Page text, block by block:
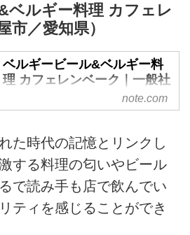
文読むことができます。記事を購
入する（500円）か、この記事か
いただくと、noteの決済に関わる
手数料・銀行振込手数料を除いた
金額がこの記事で紹介しているビ
アバーに支援されます。 文・イ
1日、私は仙台の野球場にいた。
新しく出来たプロ野球チーム「東
北楽天ゴールデンイーグルス」の
本拠地開幕戦を観るために、当時
「フルキャストスタジアム宮城」
と呼ばれていた球場の内野席に座
ベルギー料理 カフェレ
市／愛知県）
ベルギービール&ベルギー料
理 カフェレンベーク｜一般社
団法人 日本ビアジャーナリス
ト協会｜note
文読むことができます。記事を購
入する（500円）か、この記事か
らサポート（100円〜任意）して
いただくと、noteの決済に関わる
手数料・銀行振込手数料を除いた
note.com
た時代の記憶とリンクし
する料理の匂いやビール
で読み手も店で飲んでい
ティを感じることができ